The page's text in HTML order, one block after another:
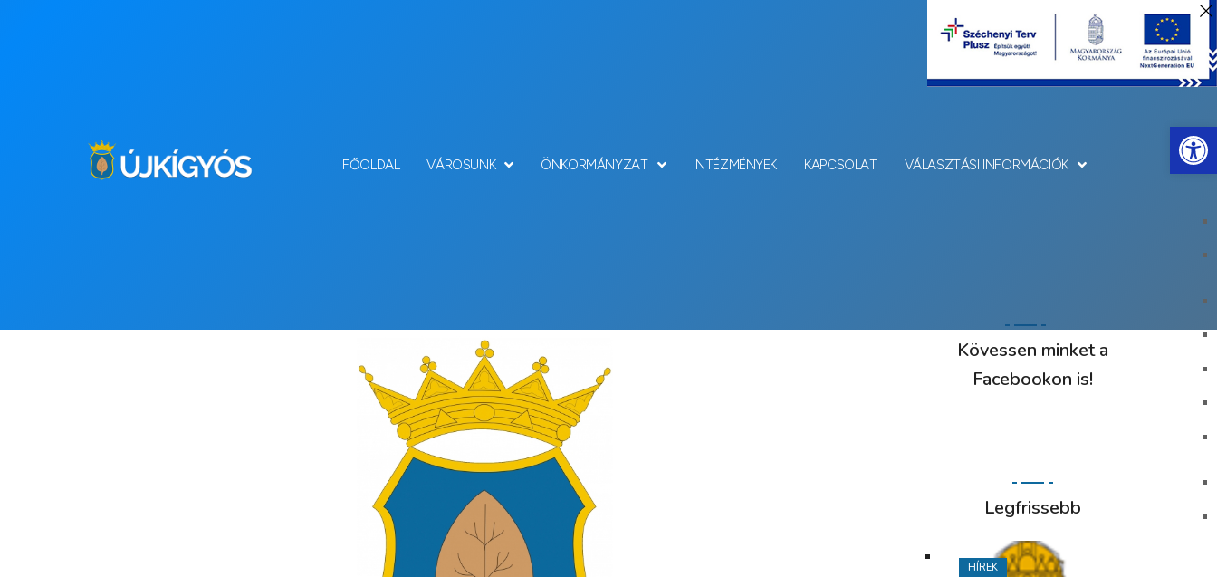
FŐOLDAL VÁROSUNK ÖNKORMÁNYZAT INTÉZMÉNYEK KAPCSOLAT VÁLASZTÁSI INFORMÁCIÓK
Kövessen minket a
Facebookon is!
Legfrissebb
HÍREK